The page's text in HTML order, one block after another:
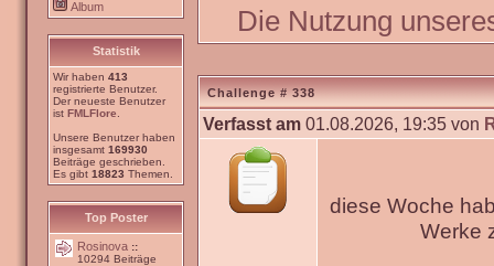
Album
Statistik
Wir haben 413
registrierte Benutzer.
Der neueste Benutzer
ist FMLFlore
Unsere Benutzer haben
insgesamt 169930
Beiträge geschrieben.
Es gibt 18823 Themen.
Top Poster
Rosinova ::
10294 Beiträge
Die Nutzung
Challenge # 338
Verfasst am 01.08.2026, 19:35 von
diese Woche
Werke